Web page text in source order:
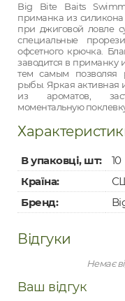
Big Bite Baits
приманка из силикона
при джиговой ловле
специальные
офсетного крючка.
заводится в приманку
тем самым позволяя
рыбы. Яркая активная
из ароматов,
моментальную
В упаковці, шт:
10
Країна:
Бренд:
Відгуки
Немає
Ваш відгук